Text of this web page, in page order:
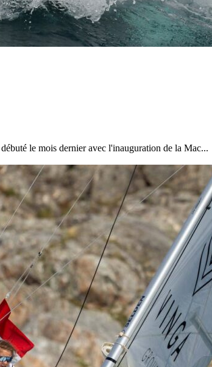
Un an déjà !
Source
Gitana Team
28 février 2025
le mois dernier avec l'inauguration de la Mac...